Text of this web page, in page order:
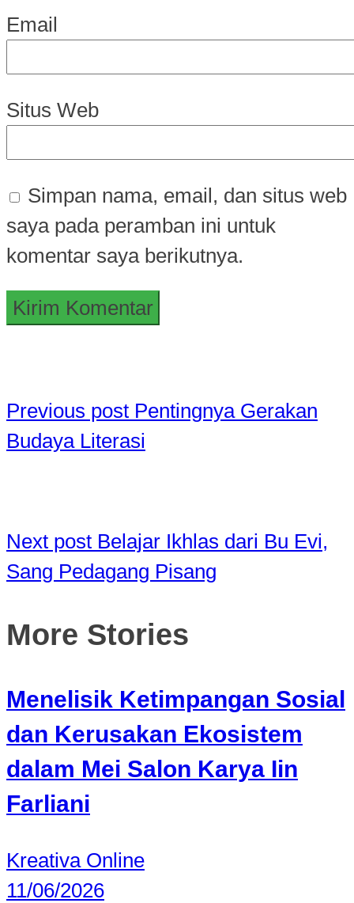
Email
Situs Web
Simpan nama, email, dan situs web
saya pada peramban ini untuk
komentar saya berikutnya.
Previous post Pentingnya Gerakan
Budaya Literasi
Next post Belajar Ikhlas dari Bu Evi,
Sang Pedagang Pisang
More Stories
Menelisik Ketimpangan Sosial
dan Kerusakan Ekosistem
dalam Mei Salon Karya Iin
Farliani
Kreativa Online
11/06/2026